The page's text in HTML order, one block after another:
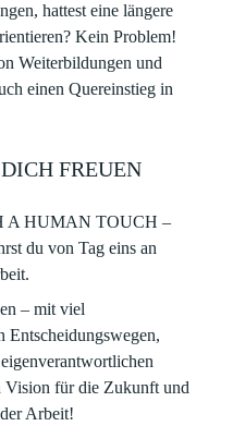
hattest eine längere
Kein Problem!
Weiterbildungen und
einen Quereinstieg in
FREUEN
A HUMAN TOUCH –
du von Tag eins an
– mit viel
Entscheidungswegen,
Vision für die Zukunft und
Arbeit!​